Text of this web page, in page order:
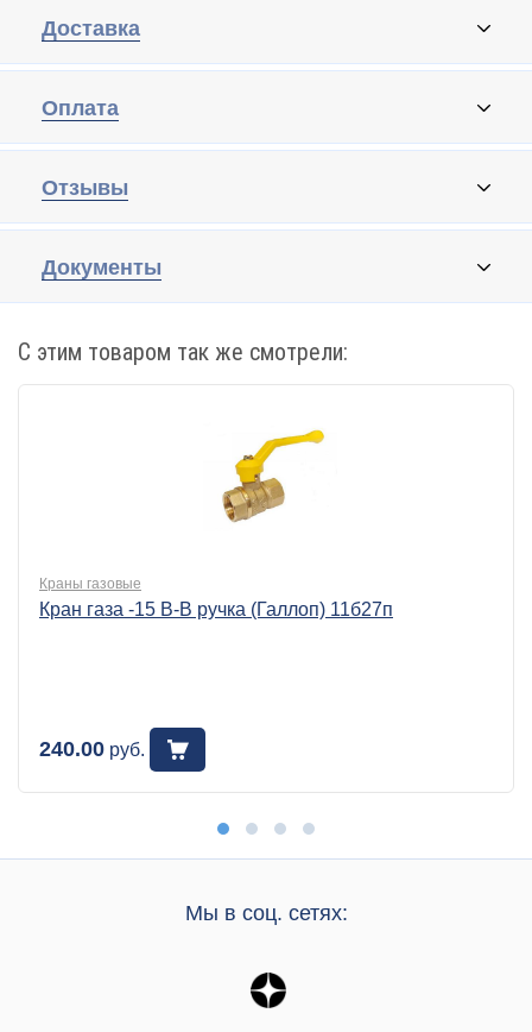
Доставка
Оплата
Отзывы
Документы
С этим товаром так же смотрели:
Краны газовые
Кран газа -15 В-В ручка (Галлоп) 11б27п
240.00 руб.
Мы в соц. сетях: